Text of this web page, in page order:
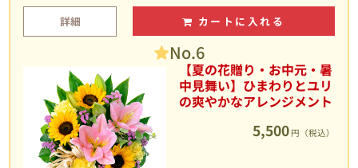
詳細 カートに入れる
No.6
【夏の花贈り・お中元・暑
中見舞い】ひまわりとユリ
の爽やかなアレンジメント
5,500 円（税込）